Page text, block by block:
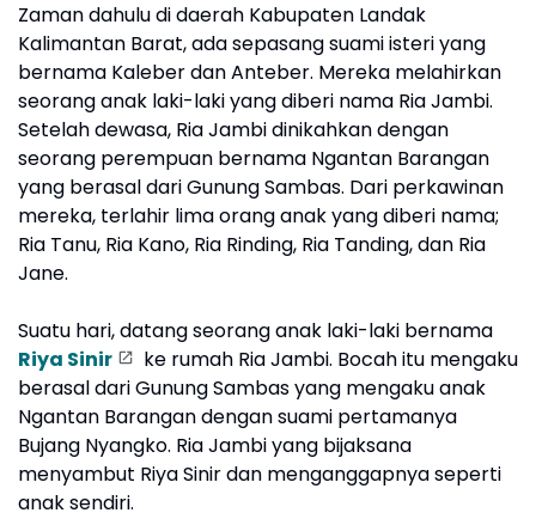
Zaman dahulu di daerah Kabupaten Landak
Kalimantan Barat, ada sepasang suami isteri yang
bernama Kaleber dan Anteber. Mereka melahirkan
seorang anak laki-laki yang diberi nama Ria Jambi.
Setelah dewasa, Ria Jambi dinikahkan dengan
seorang perempuan bernama Ngantan Barangan
yang berasal dari Gunung Sambas. Dari perkawinan
mereka, terlahir lima orang anak yang diberi nama;
Ria Tanu, Ria Kano, Ria Rinding, Ria Tanding, dan Ria
Jane.
Suatu hari, datang seorang anak laki-laki bernama
Riya Sinir
ke rumah Ria Jambi. Bocah itu mengaku
berasal dari Gunung Sambas yang mengaku anak
Ngantan Barangan dengan suami pertamanya
Bujang Nyangko. Ria Jambi yang bijaksana
menyambut Riya Sinir dan menganggapnya seperti
anak sendiri.